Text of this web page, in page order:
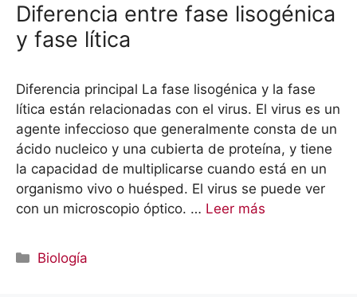
Diferencia entre fase lisogénica
y fase lítica
Diferencia principal La fase lisogénica y la fase
lítica están relacionadas con el virus. El virus es un
agente infeccioso que generalmente consta de un
ácido nucleico y una cubierta de proteína, y tiene
la capacidad de multiplicarse cuando está en un
organismo vivo o huésped. El virus se puede ver
con un microscopio óptico. … Leer más
Categorías
Biología